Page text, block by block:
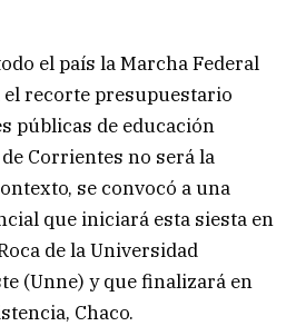
el país la Marcha Federal
recorte presupuestario
públicas de educación
Corrientes no será la
se convocó a una
que iniciará esta siesta en
de la Universidad
(Unne) y que finalizará en
Chaco.